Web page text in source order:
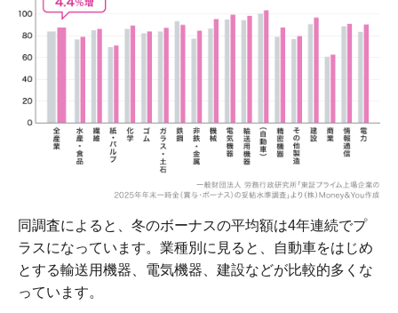
同調査によると、冬のボーナスの平均額は4年連続でプ
ラスになっています。業種別に見ると、自動車をはじめ
とする輸送用機器、電気機器、建設などが比較的多くな
っています。